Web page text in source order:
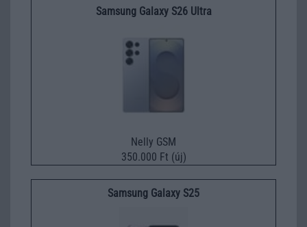
Samsung Galaxy S26 Ultra
Nelly GSM
350.000 Ft (új)
Samsung Galaxy S25